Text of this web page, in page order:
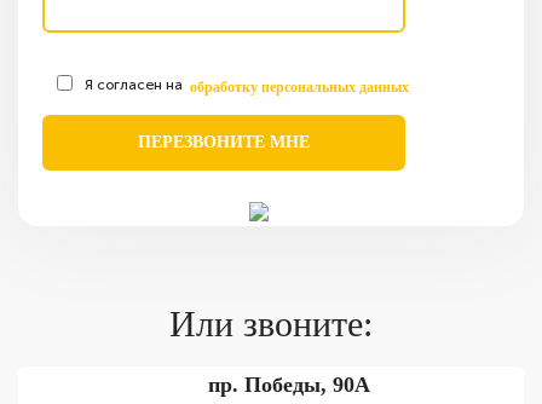
Я согласен на обработку персональных данных
Или звоните:
пр. Победы, 90А